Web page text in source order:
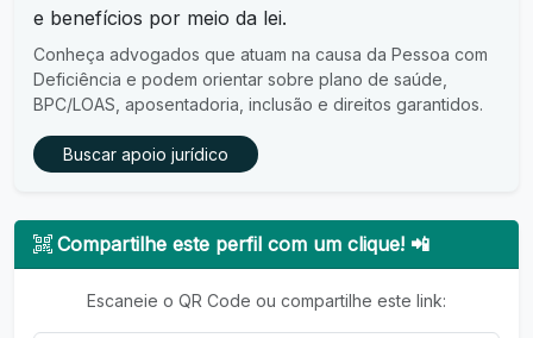
e benefícios por meio da lei.
Conheça advogados que atuam na causa da Pessoa com
Deficiência e podem orientar sobre plano de saúde,
BPC/LOAS, aposentadoria, inclusão e direitos garantidos.
Buscar apoio jurídico
Compartilhe este perfil com um clique! 📲
Escaneie o QR Code ou compartilhe este link: